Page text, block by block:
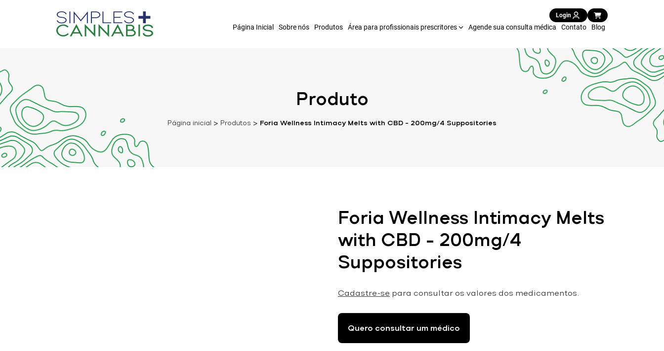
Login
Página Inicial Sobre nós Produtos Área para profissionais prescritores Agende sua consulta médica Contato Blog
Produto
Página inicial > Produtos > Foria Wellness Intimacy Melts with CBD – 200mg/4 Suppositories
Foria Wellness Intimacy Melts
with CBD – 200mg/4
Suppositories
Cadastre-se para consultar os valores dos medicamentos.
Quero consultar um médico